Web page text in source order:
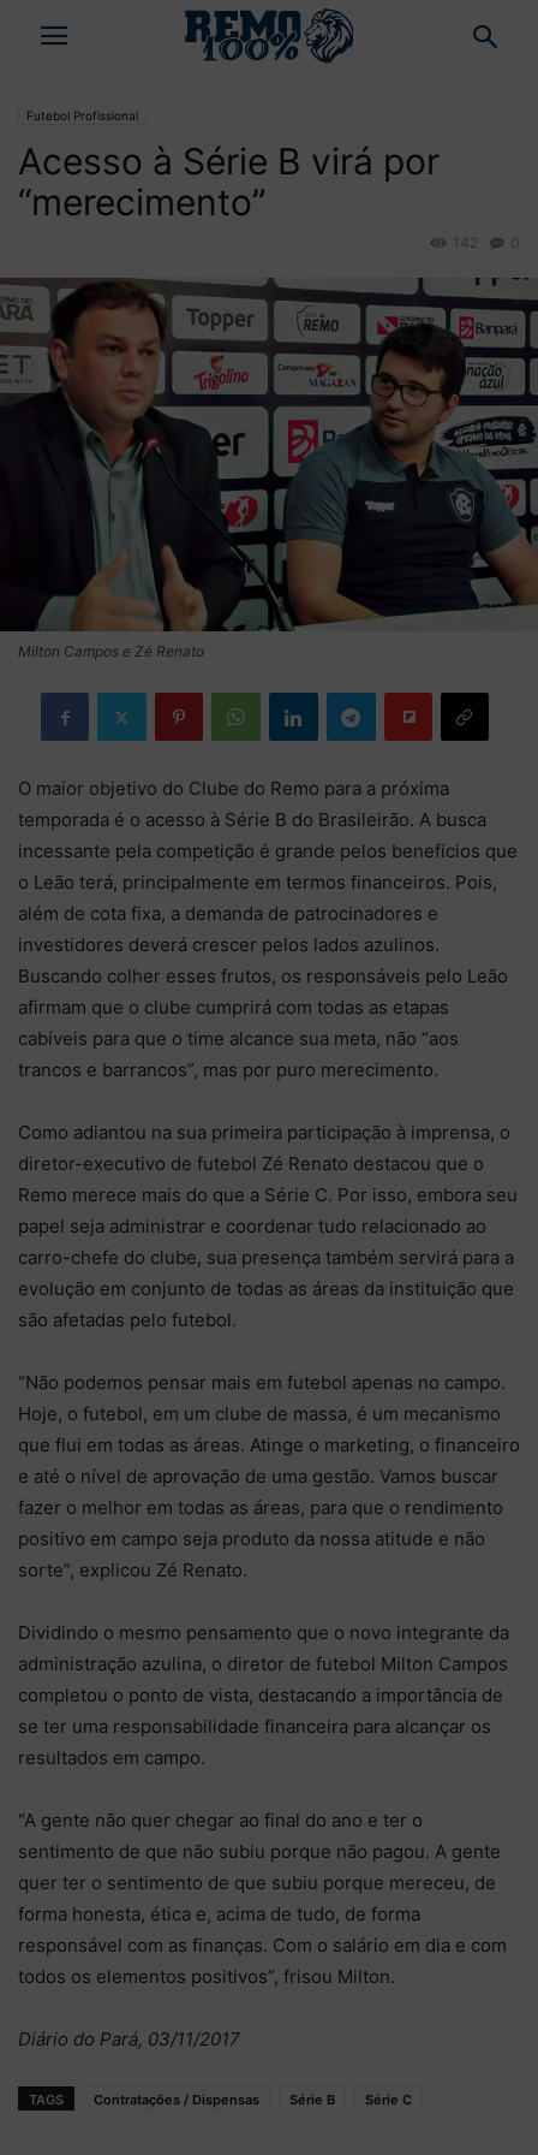
Futebol Profissional
Acesso à Série B virá por
“merecimento”
0
142
Milton Campos e Zé Renato
O maior objetivo do Clube do Remo para a próxima
temporada é o acesso à Série B do Brasileirão. A busca
incessante pela competição é grande pelos benefícios que
o Leão terá, principalmente em termos financeiros. Pois,
além de cota fixa, a demanda de patrocinadores e
investidores deverá crescer pelos lados azulinos.
Buscando colher esses frutos, os responsáveis pelo Leão
afirmam que o clube cumprirá com todas as etapas
cabíveis para que o time alcance sua meta, não “aos
trancos e barrancos”, mas por puro merecimento.
Como adiantou na sua primeira participação à imprensa, o
diretor-executivo de futebol Zé Renato destacou que o
Remo merece mais do que a Série C. Por isso, embora seu
papel seja administrar e coordenar tudo relacionado ao
carro-chefe do clube, sua presença também servirá para a
evolução em conjunto de todas as áreas da instituição que
são afetadas pelo futebol.
“Não podemos pensar mais em futebol apenas no campo.
Hoje, o futebol, em um clube de massa, é um mecanismo
que flui em todas as áreas. Atinge o marketing, o financeiro
e até o nível de aprovação de uma gestão. Vamos buscar
fazer o melhor em todas as áreas, para que o rendimento
positivo em campo seja produto da nossa atitude e não
sorte”, explicou Zé Renato.
Dividindo o mesmo pensamento que o novo integrante da
administração azulina, o diretor de futebol Milton Campos
completou o ponto de vista, destacando a importância de
se ter uma responsabilidade financeira para alcançar os
resultados em campo.
“A gente não quer chegar ao final do ano e ter o
sentimento de que não subiu porque não pagou. A gente
quer ter o sentimento de que subiu porque mereceu, de
forma honesta, ética e, acima de tudo, de forma
responsável com as finanças. Com o salário em dia e com
todos os elementos positivos”, frisou Milton.
Diário do Pará, 03/11/2017
TAGS Contratações / Dispensas Série B Série C